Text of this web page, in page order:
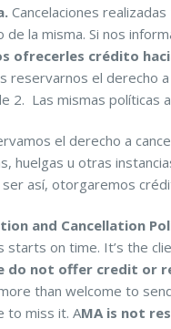
Cancelaciones
de la misma. Si nos
ofrecerles crédito
reservarnos el derecho
2. Las mismas políticas
el derecho a
huelgas u otras
así, otorgaremos
and Cancellation
starts on time. It’s the
do not offer credit or
than welcome to
to miss it. AMA is not